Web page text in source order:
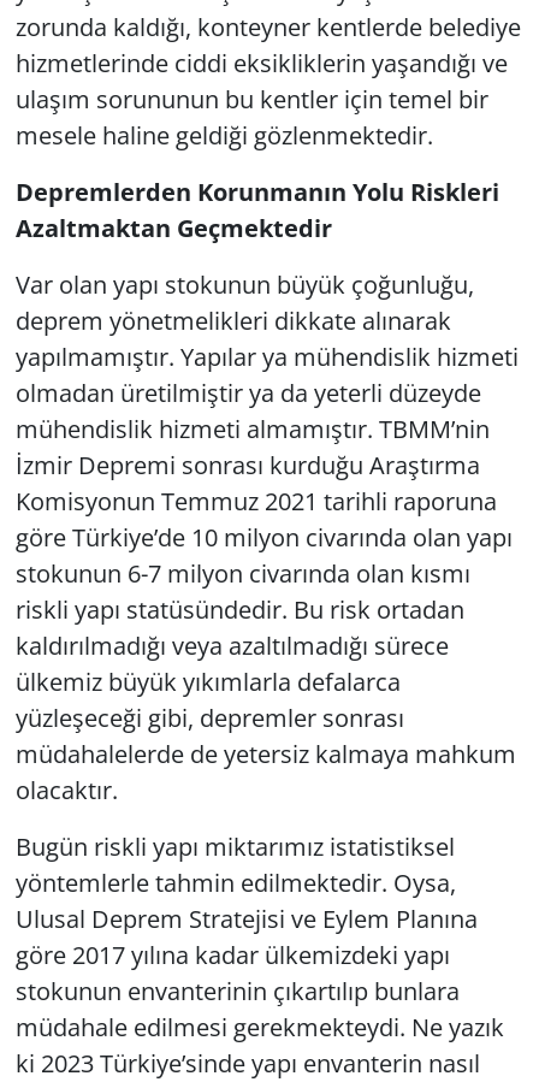
zorunda kaldığı, konteyner kentlerde belediye
hizmetlerinde ciddi eksikliklerin yaşandığı ve
ulaşım sorununun bu kentler için temel bir
mesele haline geldiği gözlenmektedir.
Depremlerden Korunmanın Yolu Riskleri
Azaltmaktan Geçmektedir
Var olan yapı stokunun büyük çoğunluğu,
deprem yönetmelikleri dikkate alınarak
yapılmamıştır. Yapılar ya mühendislik hizmeti
olmadan üretilmiştir ya da yeterli düzeyde
mühendislik hizmeti almamıştır. TBMM’nin
İzmir Depremi sonrası kurduğu Araştırma
Komisyonun Temmuz 2021 tarihli raporuna
göre Türkiye’de 10 milyon civarında olan yapı
stokunun 6-7 milyon civarında olan kısmı
riskli yapı statüsündedir. Bu risk ortadan
kaldırılmadığı veya azaltılmadığı sürece
ülkemiz büyük yıkımlarla defalarca
yüzleşeceği gibi, depremler sonrası
müdahalelerde de yetersiz kalmaya mahkum
olacaktır.
Bugün riskli yapı miktarımız istatistiksel
yöntemlerle tahmin edilmektedir. Oysa,
Ulusal Deprem Stratejisi ve Eylem Planına
göre 2017 yılına kadar ülkemizdeki yapı
stokunun envanterinin çıkartılıp bunlara
müdahale edilmesi gerekmekteydi. Ne yazık
ki 2023 Türkiye’sinde yapı envanterin nasıl